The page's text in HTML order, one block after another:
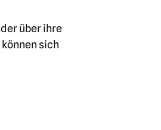
über ihre
sich